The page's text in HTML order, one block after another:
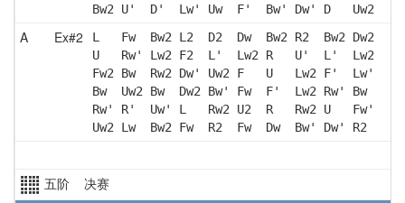
Bw2 U'  D'  Lw' Uw  F'  Bw' Dw' D   Uw2
A Ex#2
L   Fw  Bw2 L2  D2  Dw  Bw2 R2  Bw2 Dw2
U   Rw' Lw2 F2  L'  Lw2 R   U'  L'  Lw2
Fw2 Bw  Rw2 Dw' Uw2 F   U   Lw2 F'  Lw'
Bw  Uw2 Bw  Dw2 Bw' Fw  F'  Lw2 Rw' Bw
Rw' R'  Uw' L   Rw2 U2  R   Rw2 U   Fw'
Uw2 Lw  Bw2 Fw  R2  Fw  Dw  Bw' Dw' R2
五阶 决赛